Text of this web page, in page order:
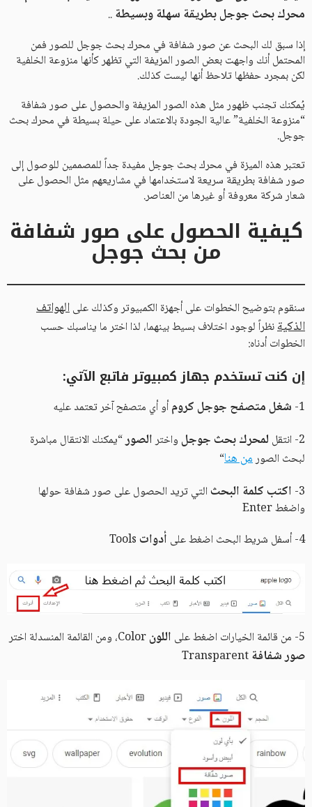
محرك بحث جوجل بطريقة سهلة وبسيطة..
إذا سبق لك البحث عن صور شفافة في محرك بحث جوجل للصور فمن
المحتمل أنك واجهت بعض الصور المزيفة التي تظهر كأنها منزوعة الخلفية
لكن بمجرد حفظها تلاحظ أنها ليست كذلك.
يُمكنك تجنب ظهور مثل هذه الصور المزيفة والحصول على صور شفافة
“منزوعة الخلفية” عالية الجودة بالاعتماد على حيلة بسيطة في محرك بحث
جوجل.
تعتبر هذه الميزة في محرك بحث جوجل مفيدة جداً للمصممين للوصول إلى
صور شفافة بطريقة سريعة لاستخدامها في مشاريعهم مثل الحصول على
شعار شركة معروفة أو غيرها من العناصر.
كيفية الحصول على صور شفافة
من بحث جوجل
سنقوم بتوضيح الخطوات على أجهزة الكمبيوتر وكذلك علىالهواتف
الذكيةنظراً لوجود اختلاف بسيط بينهما، لذا اختر ما يناسبك حسب
الخطوات أدناه:
إن كنت تستخدم جهاز كمبيوتر فاتبع الآتي:
1- شغل متصفح جوجل كرومأو أي متصفح آخر تعتمد عليه
2- انتقل
لمحرك بحث جوجل واخترالصور“يمكنك الانتقال مباشرة
لبحث الصورمن هنا“
3- اكتب كلمة البحث التي تريد الحصول على صور شفافة حولها
واضغط Enter
4- أسفل شريط البحث اضغط على
أدوات
5- من قائمة الخيارات اضغط على اللون
صور شفافة